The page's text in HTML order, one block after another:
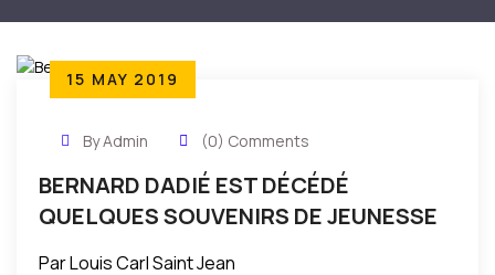
15 MAY 2019
By Admin (0) Comments
BERNARD DADIÉ EST DÉCÉDÉ
QUELQUES SOUVENIRS DE JEUNESSE
Par Louis Carl Saint Jean